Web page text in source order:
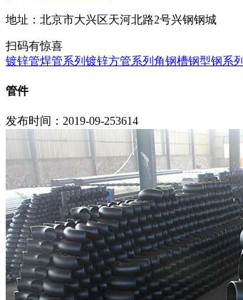
地址：北京市大兴区天河北路2号兴钢钢城
扫码有惊喜
镀锌管焊管系列 镀锌方管系列 角钢槽钢型钢系列
管件
发布时间：2019-09-253614